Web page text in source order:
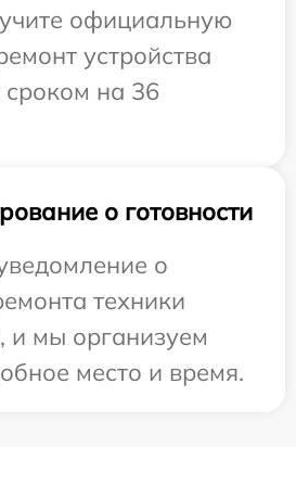
официальную
устройства
на 36
о готовности
о
техники
и мы организуем
место и время.